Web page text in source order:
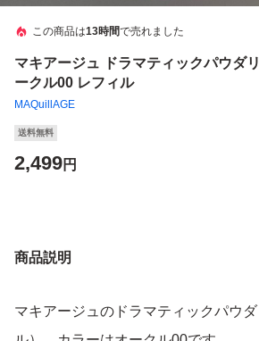
この商品は13時間で売れました
マキアージュ ドラマティックパウダ
ークル00 レフィル
MAQuillAGE
送料無料
2,499円
商品説明
マキアージュのドラマティックパウ